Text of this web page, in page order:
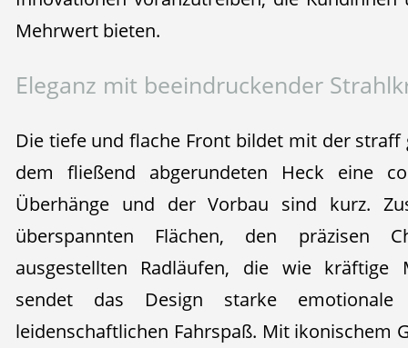
Mehrwert bieten.
Eleganz mit beeindruckender
Die tiefe und flache Front bildet mit der
dem fließend abgerundeten Heck eine
Überhänge und der Vorbau sind kurz.
überspannten Flächen, den präzisen
ausgestellten Radläufen, die wie kräftige
sendet das Design starke
leidenschaftlichen Fahrspaß. Mit ikonischem